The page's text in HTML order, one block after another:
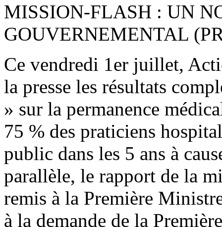
MISSION-FLASH : UN
GOUVERNEMENTAL
Ce vendredi 1er juillet,
la presse les résultats
» sur la permanence
75 % des praticiens
public dans les 5 ans à
parallèle, le rapport de la
remis à la Première
à la demande de la